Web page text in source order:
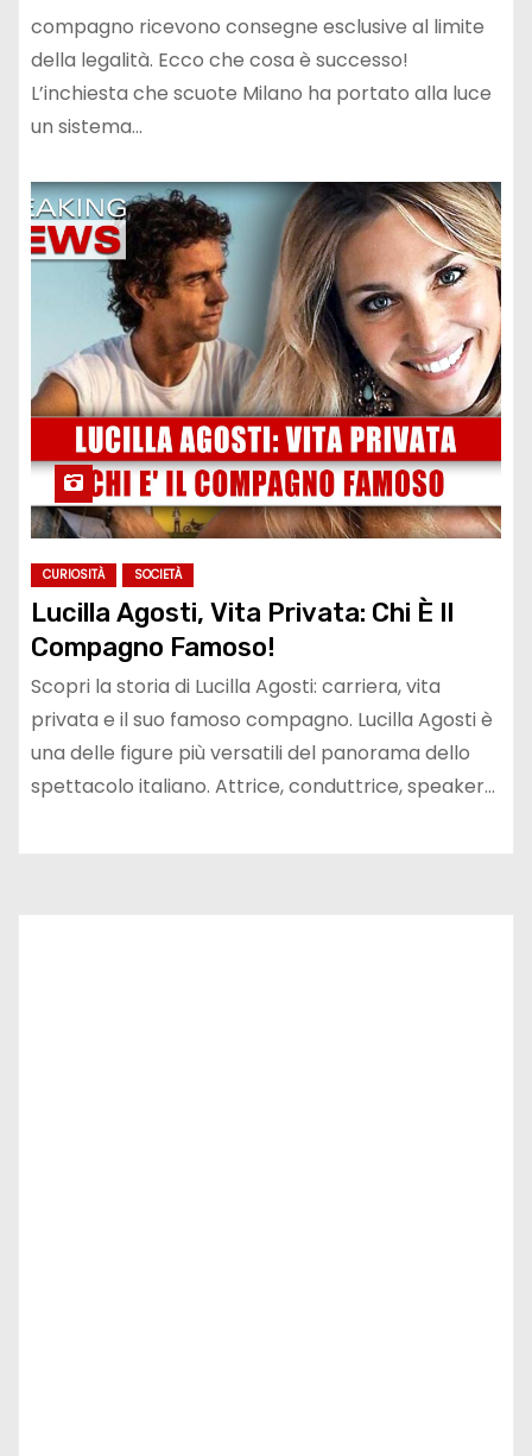
compagno ricevono consegne esclusive al limite
della legalità. Ecco che cosa è successo!
L’inchiesta che scuote Milano ha portato alla luce
un sistema…
CURIOSITÀ SOCIETÀ
Lucilla Agosti, Vita Privata: Chi È Il
Compagno Famoso!
Scopri la storia di Lucilla Agosti: carriera, vita
privata e il suo famoso compagno. Lucilla Agosti è
una delle figure più versatili del panorama dello
spettacolo italiano. Attrice, conduttrice, speaker…